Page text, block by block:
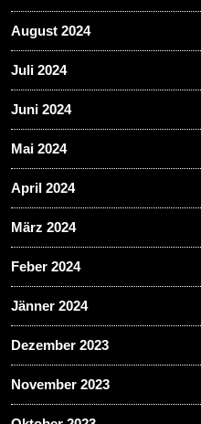
August 2024
Juli 2024
Juni 2024
Mai 2024
April 2024
März 2024
Feber 2024
Jänner 2024
Dezember 2023
November 2023